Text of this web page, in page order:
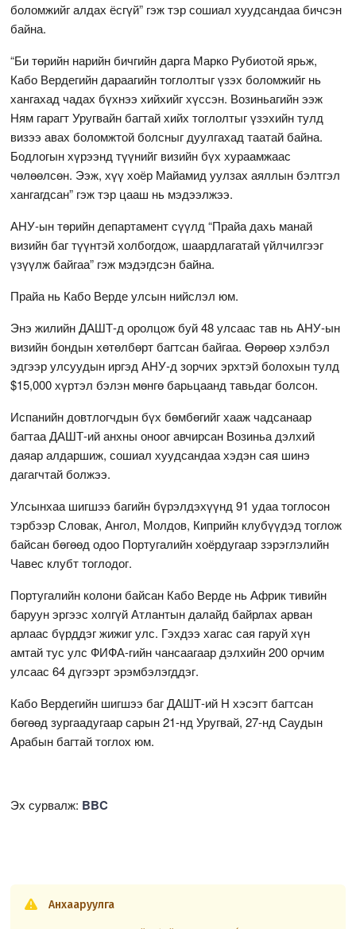
боломжийг алдах ёсгүй” гэж тэр сошиал хуудсандаа бичсэн
байна.
“Би төрийн нарийн бичгийн дарга Марко Рубиотой ярьж,
Кабо Вердегийн дараагийн тоглолтыг үзэх боломжийг нь
хангахад чадах бүхнээ хийхийг хүссэн. Возиньагийн ээж
Ням гарагт Уругвайн багтай хийх тоглолтыг үзэхийн тулд
визээ авах боломжтой болсныг дуулгахад таатай байна.
Бодлогын хүрээнд түүнийг визийн бүх хураамжаас
чөлөөлсөн. Ээж, хүү хоёр Майамид уулзах аяллын бэлтгэл
хангагдсан” гэж тэр цааш нь мэдээлжээ.
АНУ-ын төрийн департамент сүүлд “Прайа дахь манай
визийн баг түүнтэй холбогдож, шаардлагатай үйлчилгээг
үзүүлж байгаа” гэж мэдэгдсэн байна.
Прайа нь Кабо Верде улсын нийслэл юм.
Энэ жилийн ДАШТ-д оролцож буй 48 улсаас тав нь АНУ-ын
визийн бондын хөтөлбөрт багтсан байгаа. Өөрөөр хэлбэл
эдгээр улсуудын иргэд АНУ-д зорчих эрхтэй болохын тулд
$15,000 хүртэл бэлэн мөнгө барьцаанд тавьдаг болсон.
Испанийн довтлогчдын бүх бөмбөгийг хааж чадсанаар
багтаа ДАШТ-ий анхны оноог авчирсан Возиньа дэлхий
даяар алдаршиж, сошиал хуудсандаа хэдэн сая шинэ
дагагчтай болжээ.
Улсынхаа шигшээ багийн бүрэлдэхүүнд 91 удаа тоглосон
тэрбээр Словак, Ангол, Молдов, Киприйн клубүүдэд тоглож
байсан бөгөөд одоо Португалийн хоёрдугаар зэрэглэлийн
Чавес клубт тоглодог.
Португалийн колони байсан Кабо Верде нь Африк тивийн
баруун эргээс холгүй Атлантын далайд байрлах арван
арлаас бүрддэг жижиг улс. Гэхдээ хагас сая гаруй хүн
амтай тус улс ФИФА-гийн чансаагаар дэлхийн 200 орчим
улсаас 64 дүгээрт эрэмбэлэгддэг.
Кабо Вердегийн шигшээ баг ДАШТ-ий H хэсэгт багтсан
бөгөөд зургаадугаар сарын 21-нд Уругвай, 27-нд Саудын
Арабын багтай тоглох юм.
Эх сурвалж: BBC
Анхааруулга